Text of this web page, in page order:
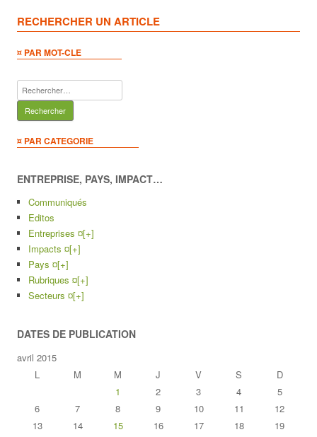
RECHERCHER UN ARTICLE
¤ PAR MOT-CLE
Rechercher :
¤ PAR CATEGORIE
ENTREPRISE, PAYS, IMPACT…
Communiqués
Editos
Entreprises ¤[+]
Impacts ¤[+]
Pays ¤[+]
Rubriques ¤[+]
Secteurs ¤[+]
DATES DE PUBLICATION
avril 2015
L
M M J V S
D
1
2 3 4
5
6
7 8 9 10 11
12
13
14 15 16 17 18
19